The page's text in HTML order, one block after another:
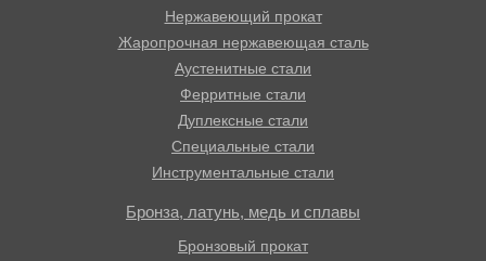
Нержавеющий прокат
Жаропрочная нержавеющая сталь
Аустенитные стали
Ферритные стали
Дуплексные стали
Специальные стали
Инструментальные стали
Бронза, латунь, медь и сплавы
Бронзовый прокат